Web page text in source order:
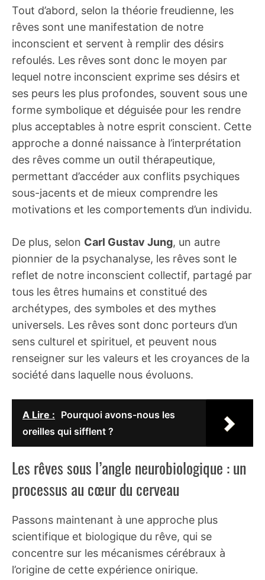
Tout d’abord, selon la théorie freudienne, les
rêves sont une manifestation de notre
inconscient et servent à remplir des désirs
refoulés. Les rêves sont donc le moyen par
lequel notre inconscient exprime ses désirs et
ses peurs les plus profondes, souvent sous une
forme symbolique et déguisée pour les rendre
plus acceptables à notre esprit conscient. Cette
approche a donné naissance à l’interprétation
des rêves comme un outil thérapeutique,
permettant d’accéder aux conflits psychiques
sous-jacents et de mieux comprendre les
motivations et les comportements d’un individu.
De plus, selon Carl Gustav Jung, un autre
pionnier de la psychanalyse, les rêves sont le
reflet de notre inconscient collectif, partagé par
tous les êtres humains et constitué des
archétypes, des symboles et des mythes
universels. Les rêves sont donc porteurs d’un
sens culturel et spirituel, et peuvent nous
renseigner sur les valeurs et les croyances de la
société dans laquelle nous évoluons.
A Lire : Pourquoi avons-nous les
oreilles qui sifflent ?
Les rêves sous l’angle neurobiologique : un
processus au cœur du cerveau
Passons maintenant à une approche plus
scientifique et biologique du rêve, qui se
concentre sur les mécanismes cérébraux à
l’origine de cette expérience onirique.